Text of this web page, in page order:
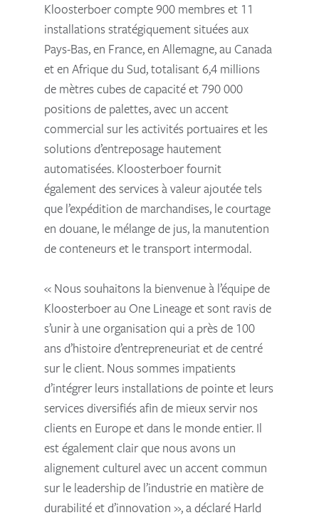
Kloosterboer compte 900 membres et 11
installations stratégiquement situées aux
Pays-Bas, en France, en Allemagne, au Canada
et en Afrique du Sud, totalisant 6,4 millions
de mètres cubes de capacité et 790 000
positions de palettes, avec un accent
commercial sur les activités portuaires et les
solutions d’entreposage hautement
automatisées. Kloosterboer fournit
également des services à valeur ajoutée tels
que l’expédition de marchandises, le courtage
en douane, le mélange de jus, la manutention
de conteneurs et le transport intermodal.
« Nous souhaitons la bienvenue à l’équipe de
Kloosterboer au One Lineage et sont ravis de
s’unir à une organisation qui a près de 100
ans d’histoire d’entrepreneuriat et de centré
sur le client. Nous sommes impatients
d’intégrer leurs installations de pointe et leurs
services diversifiés afin de mieux servir nos
clients en Europe et dans le monde entier. Il
est également clair que nous avons un
alignement culturel avec un accent commun
sur le leadership de l’industrie en matière de
durabilité et d’innovation », a déclaré Harld